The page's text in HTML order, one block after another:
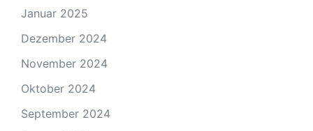
Januar 2025
Dezember 2024
November 2024
Oktober 2024
September 2024